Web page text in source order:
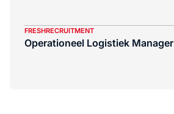
FRESHRECRUITMENT
Operationeel Logistiek Manager